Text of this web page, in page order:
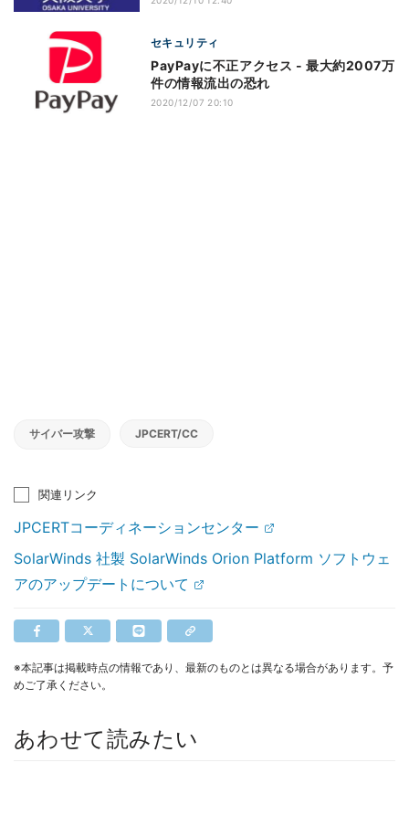
セキュリティ
PayPayに不正アクセス - 最大約2007万
件の情報流出の恐れ
2020/12/07 20:10
サイバー攻撃 JPCERT/CC
関連リンク
JPCERTコーディネーションセンター
SolarWinds 社製 SolarWinds Orion Platform ソフトウェ
アのアップデートについて
※本記事は掲載時点の情報であり、最新のものとは異なる場合があります。予
めご了承ください。
あわせて読みたい